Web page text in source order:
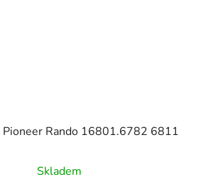
Pioneer Rando 16801.6782 6811
Skladem